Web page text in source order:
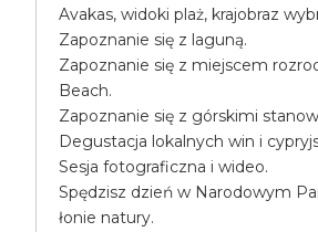
Avakas, widoki plaż, krajobraz
Zapoznanie się z laguną.
Zapoznanie się z miejscem
Beach.
Zapoznanie się z górskimi
Degustacja lokalnych win i
Sesja fotograficzna i wideo.
Spędzisz dzień w Narodowym
łonie natury.